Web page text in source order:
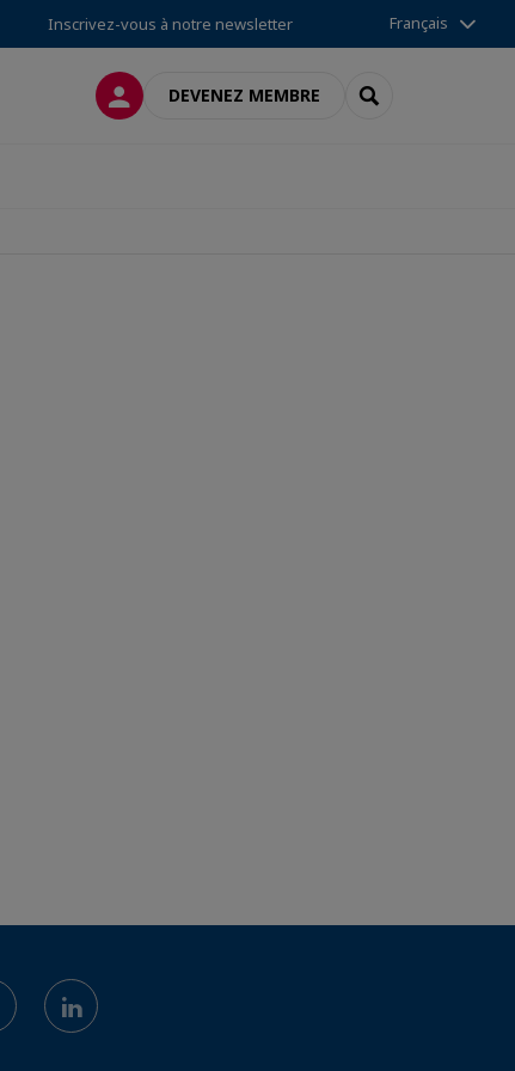
Inscrivez-vous à notre newsletter Français
CONNEXIONDEVENEZ MEMBRE RECHERCHER